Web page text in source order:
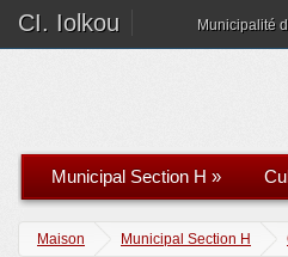
CI. Iolkou Municipalité
Municipal Section H »
Maison Municipal Section H